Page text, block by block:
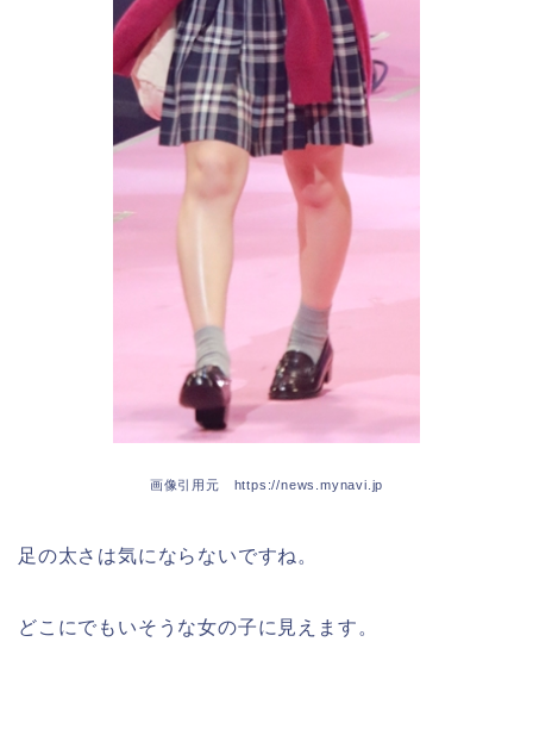
画像引用元 https://news.mynavi.jp
足の太さは気にならないですね。
どこにでもいそうな女の子に見えます。